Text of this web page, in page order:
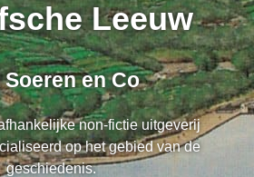
Leeuw
Soeren en Co
non-fictie uitgeverij
op het gebied van de
geschiedenis.